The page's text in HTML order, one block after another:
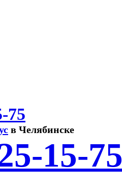
75
в Челябинске
15-75